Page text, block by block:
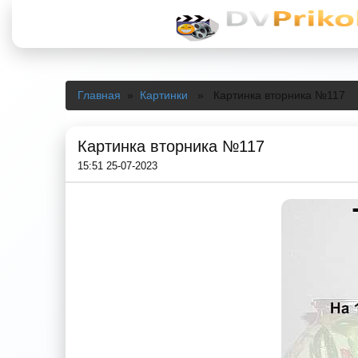
Главная » Картинки » Картинка вторника №117
Картинка вторника №117
15:51 25-07-2023